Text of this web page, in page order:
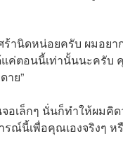
ร้านิดหน่อยครับ ผมอยา
ค่ตอนนี้เท่านั้นนะครับ
าย”
อเล็กๆ นั่นก็ทำให้ผมคิ
ณ์นี้เพื่อคุณเองจริงๆ ห